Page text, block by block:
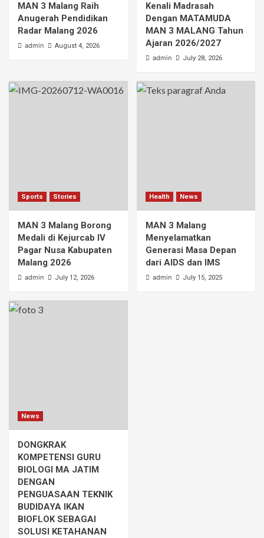
MAN 3 Malang Raih
Anugerah Pendidikan
Radar Malang 2026
admin August 4, 2026
Kenali Madrasah
Dengan MATAMUDA
MAN 3 MALANG Tahun
Ajaran 2026/2027
admin July 28, 2026
Sports Stories
MAN 3 Malang Borong
Medali di Kejurcab IV
Pagar Nusa Kabupaten
Malang 2026
admin July 12, 2026
Health News
MAN 3 Malang
Menyelamatkan
Generasi Masa Depan
dari AIDS dan IMS
admin July 15, 2025
News
DONGKRAK
KOMPETENSI GURU
BIOLOGI MA JATIM
DENGAN
PENGUASAAN TEKNIK
BUDIDAYA IKAN
BIOFLOK SEBAGAI
SOLUSI KETAHANAN